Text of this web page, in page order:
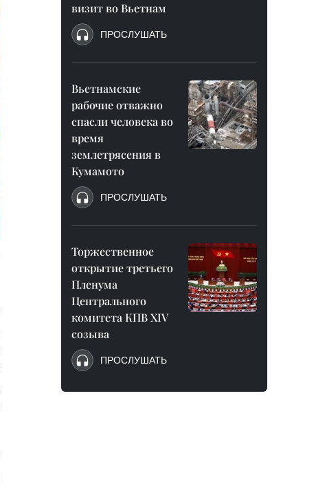
визит во Вьетнам
ПРОСЛУШАТЬ
Вьетнамские
рабочие отважно
спасли человека во
время
землетрясения в
Кумамото
ПРОСЛУШАТЬ
Торжественное
открытие третьего
Пленума
Центрального
комитета КПВ XIV
созыва
ПРОСЛУШАТЬ